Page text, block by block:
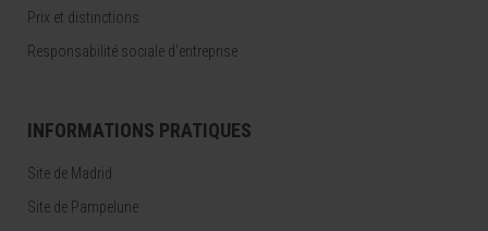
Prix et distinctions
Responsabilité sociale d'entreprise
INFORMATIONS PRATIQUES
Site de Madrid
Site de Pampelune